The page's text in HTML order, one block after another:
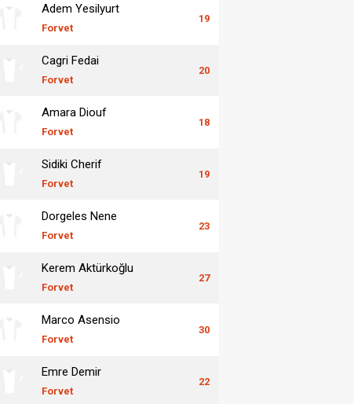
Adem Yesilyurt
Forvet
19
Cagri Fedai
Forvet
20
Amara Diouf
Forvet
18
Sidiki Cherif
Forvet
19
Dorgeles Nene
Forvet
23
Kerem Aktürkoğlu
Forvet
27
Marco Asensio
Forvet
30
Emre Demir
Forvet
22